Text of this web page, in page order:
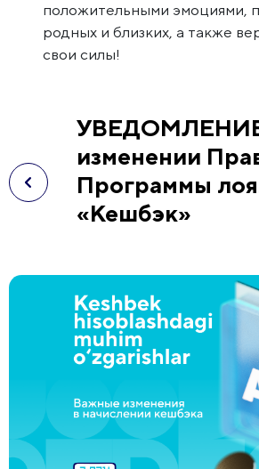
положительными эмоциями,
родных и близких, а также
свои силы!
изменении
Программы
«Кешбэк»